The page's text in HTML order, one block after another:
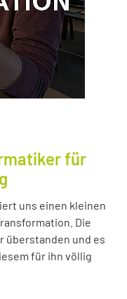
für
uns einen kleinen
Die
überstanden und es
für ihn völlig